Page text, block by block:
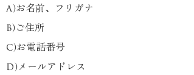
a)お名前、フリガナ
b)ご住所
c)お電話番号
d)メールアドレス